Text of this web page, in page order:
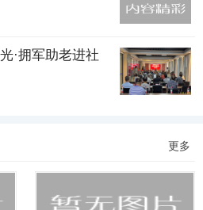
·拥军助老进社
更多